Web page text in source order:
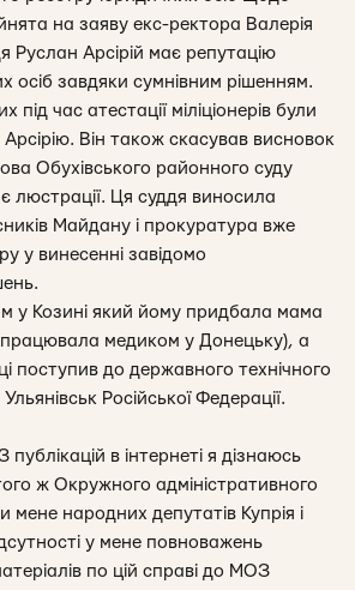
на заяву екс-ректора Валерія
Арсірій має репутацію
осіб завдяки сумнівним рішенням.
під час атестації міліціонерів були
Він також скасував висновок
Обухівського районного суду
люстрації. Ця суддя виносила
Майдану і прокуратура вже
у винесенні завідомо
у Козині який йому придбала мама
медиком у Донецьку), а
поступив до державного технічного
Російської Федерації.
в інтернеті я дізнаюсь
ж Окружного адміністративного
мене народних депутатів Купрія і
у мене повноважень
по цій справі до МОЗ